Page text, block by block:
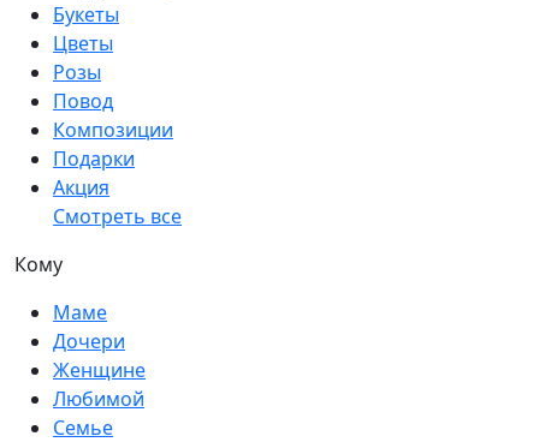
Букеты
Цветы
Розы
Повод
Композиции
Подарки
Акция
Смотреть все
Кому
Маме
Дочери
Женщине
Любимой
Семье